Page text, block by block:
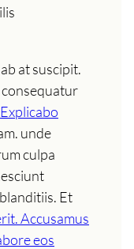
at suscipit.
Explicabo
unde
culpa
Et
Accusamus
eos